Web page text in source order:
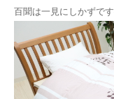
百聞は一見にしかずで